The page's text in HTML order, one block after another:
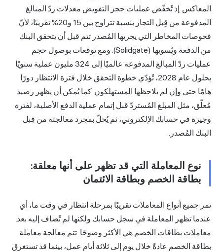
المعاكس. إذ تُخفّض عمليات حجز التفويض معدلات ردّ المبالغ
المدفوعة
من قِبل التجار بنسبة تتراوح بين 15 و20% تقريبًا، لأنّ
فحوصات المخاطر التي يجريها المُصدر تتم قبل أن يتحقق البنك
من الدفعة ويُسويها (Solidgate). ومع توقعات بوصول حجم
عمليات ردّ المبالغ المدفوعة عالميًا إلى 324 مليون عملية سنويًا
بحلول عام 2028، تُؤدّي خطوة التحقق خلال فترة الانتظار دورًا
هامًا حتى وإن لم يلاحظها المستهلكون. كما يُمكن أن يظهر رصيد
مُعلّق، مثل المبلغ المُستردّ قبل إتمام عملية الدفع الأصلية، لفترة
وجيزة في حسابك الإلكتروني، ثم يُحلّ بمجرد معالجته من قِبل
البنك المُصدر.
نوع المعاملة التي قد تظهر على أنها معلقة:
بطاقة الخصم وبطاقة الائتمان
تمر جميع أنواع المعاملات تقريبًا بمرحلة انتظار في وقت ما، أي
عندما تظهر المعاملة في سجل حسابك ولكنها لم تُضاف إليه بعد.
معاملات بطاقات الخصم هي الأكثر وضوحًا: تتم معالجة معاملة
بطاقة الخصم عادةً خلال يوم إلى ثلاثة أيام عمل، بينما قد تستغرق